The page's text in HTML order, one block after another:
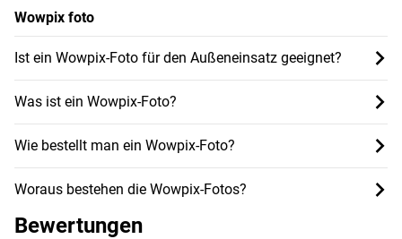
Wowpix foto
Ist ein Wowpix-Foto für den Außeneinsatz geeignet?
Was ist ein Wowpix-Foto?
Wie bestellt man ein Wowpix-Foto?
Woraus bestehen die Wowpix-Fotos?
Bewertungen